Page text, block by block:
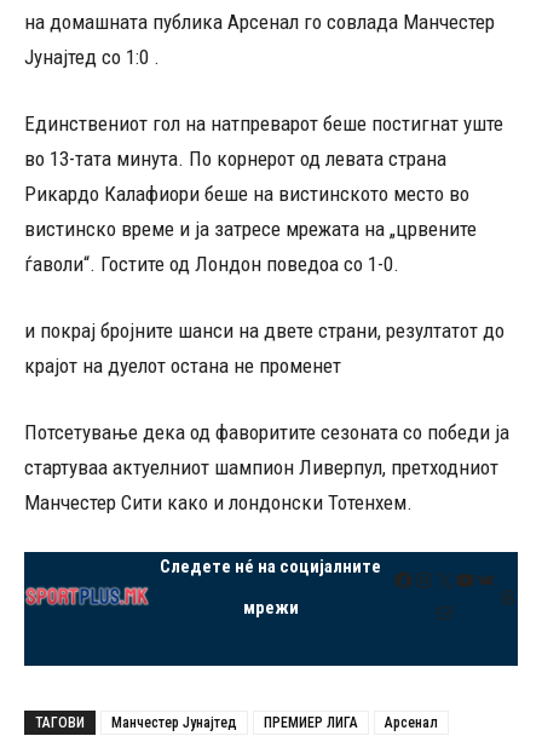
на домашната публика Арсенал го совлада Манчестер
Јунајтед со 1:0 .
Единствениот гол на натпреварот беше постигнат уште
во 13-тата минута. По корнерот од левата страна
Рикардо Калафиори беше на вистинското место во
вистинско време и ја затресе мрежата на „црвените
ѓаволи“. Гостите од Лондон поведоа со 1-0.
и покрај бројните шанси на двете страни, резултатот до
крајот на дуелот остана не променет
Потсетување дека од фаворитите сезоната со победи ја
стартуваа актуелниот шампион Ливерпул, претходниот
Манчестер Сити како и лондонски Тотенхем.
Следете нé на социјалните
мрежи
Facebook
Instagram
X YouTube
VK
Mail
ТАГОВИ Манчестер Јунајтед ПРЕМИЕР ЛИГА Арсенал